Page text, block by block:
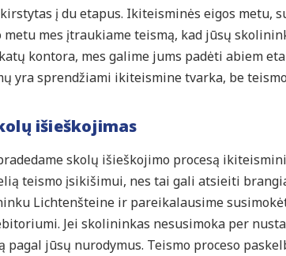
į du etapus. Ikiteisminės eigos metu,
metu mes įtraukiame teismą, kad jūsų
kontora, mes galime jums padėti abiem
yra sprendžiami ikiteismine tvarka, be
išieškojimas
skolų išieškojimo procesą
teismo įsikišimui, nes tai gali atsieiti
Lichtenšteine ir pareikalausime
Jei skolininkas nesusimoka per
pagal jūsų nurodymus. Teismo proceso